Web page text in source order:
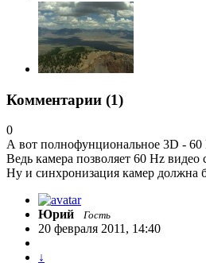
Комментарии (1)
0
А вот полнофунциональное 3D - 60
Ведь камера позволяет 60 Hz
Ну и синхронизация камер должна
Юрий Гость
20 февраля 2011, 14:40
↓